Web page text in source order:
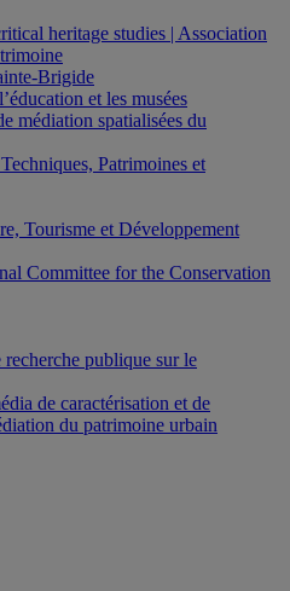
heritage studies | Association
Brigide
et les musées
médiation spatialisées du
Patrimoines et
Tourisme et Développement
Committee for the Conservation
publique sur le
de caractérisation et de
du patrimoine urbain